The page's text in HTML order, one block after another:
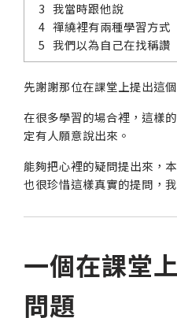
我當時跟他說
禪繞裡有兩種學習方式
我們以為自己在找稱讚
先謝謝那位在課堂上提出這
在很多學習的場合裡，這樣
定有人願意說出來。
能夠把心裡的疑問提出來，
也很珍惜這樣真實的提問，
一個在課堂
問題